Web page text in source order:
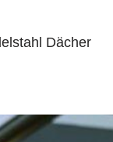
Dächer